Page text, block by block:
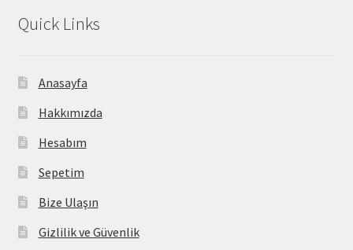
Quick Links
Anasayfa
Hakkımızda
Hesabım
Sepetim
Bize Ulaşın
Gizlilik ve Güvenlik